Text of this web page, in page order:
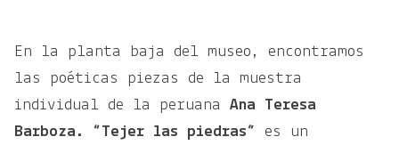
En la planta baja del museo, encontramos
las poéticas piezas de la muestra
individual de la peruana Ana Teresa
Barboza. “Tejer las piedras” es un